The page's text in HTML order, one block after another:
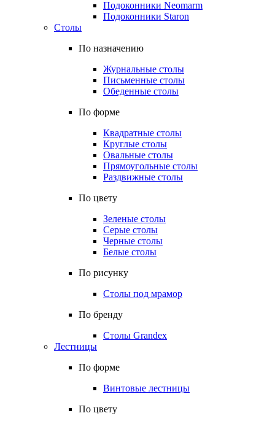
Подоконники Neomarm
Подоконники Staron
Столы
По назначению
Журнальные столы
Письменные столы
Обеденные столы
По форме
Квадратные столы
Круглые столы
Овальные столы
Прямоугольные столы
Раздвижные столы
По цвету
Зеленые столы
Серые столы
Черные столы
Белые столы
По рисунку
Столы под мрамор
По бренду
Столы Grandex
Лестницы
По форме
Винтовые лестницы
По цвету